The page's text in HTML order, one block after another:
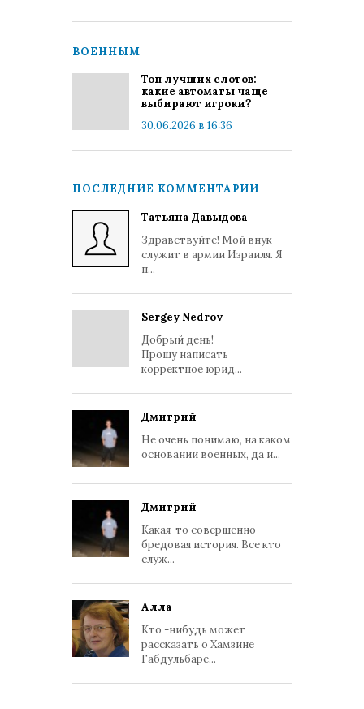
ВОЕННЫМ
Топ лучших слотов:
какие автоматы чаще
выбирают игроки?
30.06.2026 в 16:36
ПОСЛЕДНИЕ КОММЕНТАРИИ
Татьяна Давыдова
Здравствуйте! Мой внук
служит в армии Израиля. Я
п...
Sergey Nedrov
Добрый день!
Прошу написать
корректное юрид...
Дмитрий
Не очень понимаю, на каком
основании военных, да и...
Дмитрий
Какая-то совершенно
бредовая история. Все кто
служ...
Алла
Кто -нибудь может
рассказать о Хамзине
Габдульбаре...